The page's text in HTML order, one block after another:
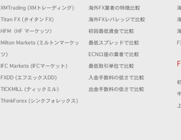
XMTrading (XMトレーディング)
Titan FX (タイタン FX)
HFM（HF マーケッツ）
Milton Markets (ミルトンマーケッ
ツ)
IFC Markets (IFCマーケット)
FXDD (エフエックスDD)
TICKMILL (ティックミル)
ThinkForex (シンクフォレックス)
海外FX業者の特徴比較
海外FXレバレッジで比較
初回最低資金で比較
最低スプレッドで比較
ECN口座の業者で比較
最低取引単位で比較
入金手数料の低さで比較
出金手数料の低さで比較